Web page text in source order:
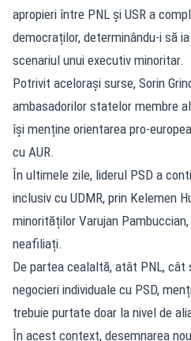
apropieri între PNL și USR a
democraților, determinându-i să
scenariul unui executiv minoritar.
Potrivit acelorași surse, Sorin
ambasadorilor statelor membre
își menține orientarea pro-
cu AUR.
În ultimele zile, liderul PSD a
inclusiv cu UDMR, prin Kelemen
minorităților Varujan
neafiliați.
De partea cealaltă, atât PNL, cât
negocieri individuale cu PSD,
trebuie purtate doar la nivel de
În acest context, desemnarea